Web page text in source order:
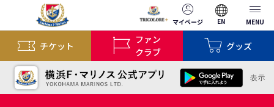
マイページ EN MENU
チケット
ファン
クラブ
グッズ